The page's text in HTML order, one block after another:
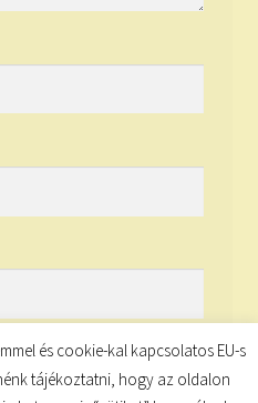
és cookie-kal kapcsolatos EU-s
tájékoztatni, hogy az oldalon